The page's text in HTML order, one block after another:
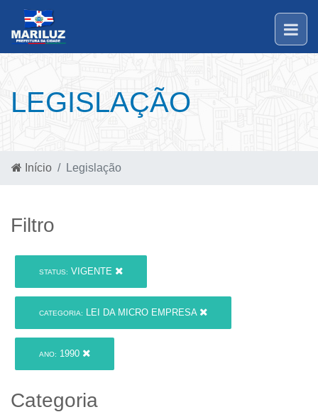
LEGISLAÇÃO
Início Legislação
Filtro
STATUS: VIGENTE
CATEGORIA: LEI DA MICRO EMPRESA
ANO: 1990
Categoria